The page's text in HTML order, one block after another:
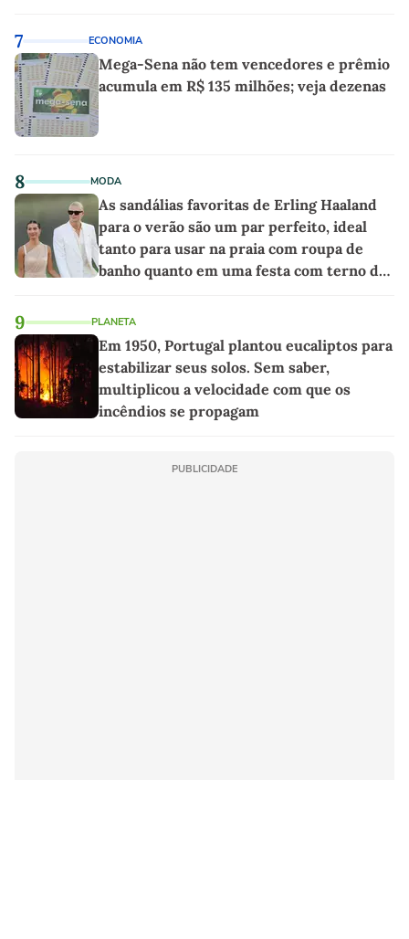
7 ECONOMIA
Mega-Sena não tem vencedores e prêmio
acumula em R$ 135 milhões; veja dezenas
8 MODA
As sandálias favoritas de Erling Haaland
para o verão são um par perfeito, ideal
tanto para usar na praia com roupa de
banho quanto em uma festa com terno de
9 PLANETA
Em 1950, Portugal plantou eucaliptos para
estabilizar seus solos. Sem saber,
multiplicou a velocidade com que os
incêndios se propagam
PUBLICIDADE